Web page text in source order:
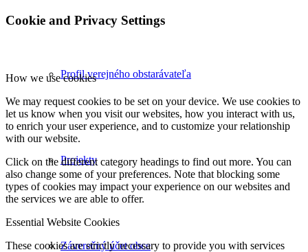
Profil verejného obstarávateľa
Projekty
Záverečný účet obce
Cookie and Privacy Settings
How we use cookies
We may request cookies to be set on your device. We use cookies to
let us know when you visit our websites, how you interact with us,
to enrich your user experience, and to customize your relationship
with our website.
Click on the different category headings to find out more. You can
also change some of your preferences. Note that blocking some
types of cookies may impact your experience on our websites and
the services we are able to offer.
Essential Website Cookies
These cookies are strictly necessary to provide you with services